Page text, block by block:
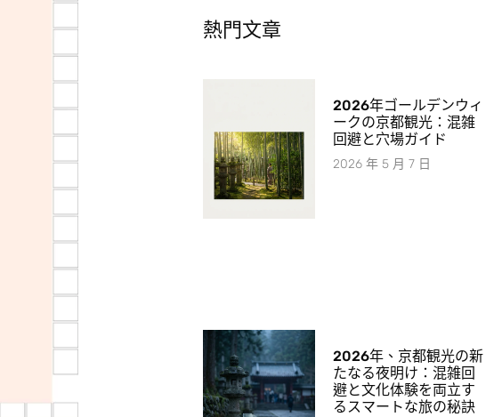
熱門文章
2026年ゴールデンウィ
ークの京都観光：混雑
回避と穴場ガイド
2026 年 5 月 7 日
2026年、京都観光の新
たなる夜明け：混雑回
避と文化体験を両立す
るスマートな旅の秘訣